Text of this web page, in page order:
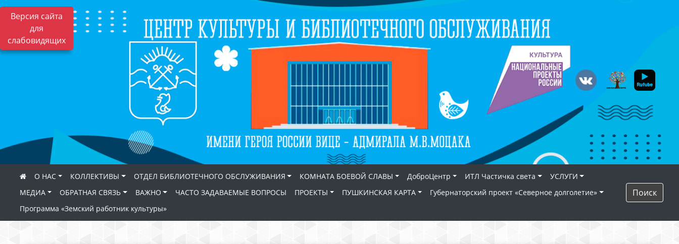
Версия сайта
для
слабовидящих
О НАС КОЛЛЕКТИВЫ ОТДЕЛ БИБЛИОТЕЧНОГО ОБСЛУЖИВАНИЯ КОМНАТА БОЕВОЙ СЛАВЫ ДоброЦентр ИТЛ Частичка света
УСЛУГИ
МЕДИА
ОБРАТНАЯ СВЯЗЬ ВАЖНО ЧАСТО ЗАДАВАЕМЫЕ ВОПРОСЫ ПРОЕКТЫ ПУШКИНСКАЯ КАРТА
Губернаторский проект «Северное долголетие»
Программа «Земский работник культуры»
Поиск